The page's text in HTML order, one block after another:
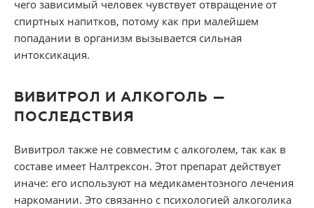
чего зависимый человек чувствует отвращение от
спиртных напитков, потому как при малейшем
попадании в организм вызывается сильная
интоксикация.
ВИВИТРОЛ И АЛКОГОЛЬ —
ПОСЛЕДСТВИЯ
Вивитрол также не совместим с алкоголем, так как в
составе имеет Налтрексон. Этот препарат действует
иначе: его используют на медикаментозного лечения
наркомании. Это связанно с психологией алкоголика